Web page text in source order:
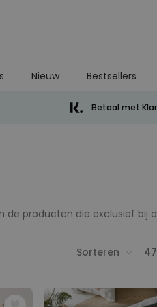
Nieuw Bestsellers
Betaal met
de producten die exclusief bij
Sorteren